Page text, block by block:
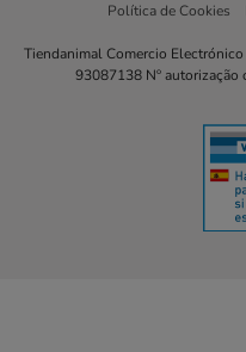
Política de Cookies
Tiendanimal Comercio
93087138 Nº autorização